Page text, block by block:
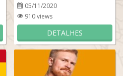
05/11/2020
910 views
DETALHES